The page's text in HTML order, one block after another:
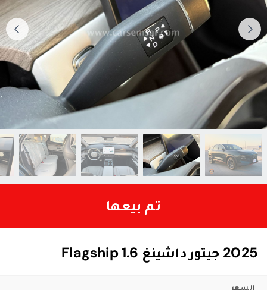
تم بيعها
2025 جيتور داشينغ Flagship 1.6
السعر